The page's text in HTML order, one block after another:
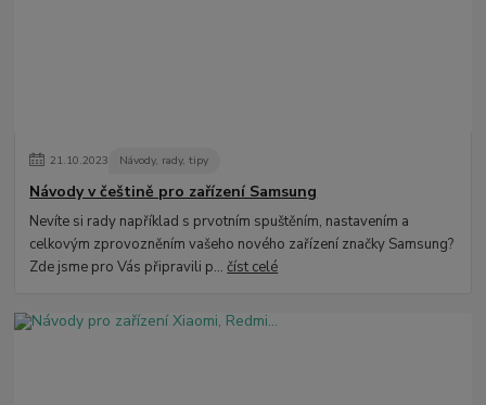
21.10.2023 Návody, rady, tipy
Návody v češtině pro zařízení Samsung
Nevíte si rady například s prvotním spuštěním, nastavením a
celkovým zprovozněním vašeho nového zařízení značky Samsung?
Zde jsme pro Vás připravili p...číst celé